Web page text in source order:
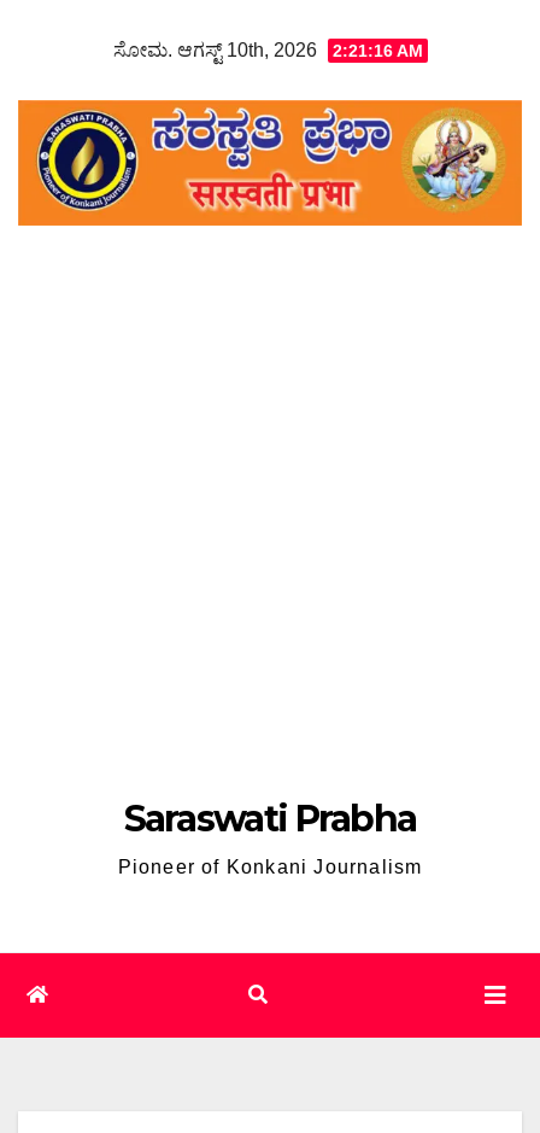
ಸೋಮ. ಆಗಸ್ಟ್ 10th, 2026 2:21:17 AM
Saraswati Prabha
Pioneer of Konkani Journalism